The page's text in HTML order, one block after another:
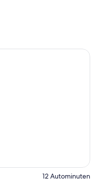
‪12 Autominuten‬